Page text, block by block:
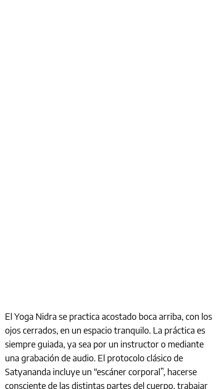
El Yoga Nidra se practica acostado boca arriba, con los
ojos cerrados, en un espacio tranquilo. La práctica es
siempre guiada, ya sea por un instructor o mediante
una grabación de audio. El protocolo clásico de
Satyananda incluye un “escáner corporal”, hacerse
consciente de las distintas partes del cuerpo, trabajar